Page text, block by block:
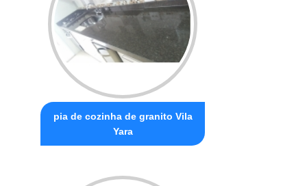
pia de cozinha de granito Vila
Yara